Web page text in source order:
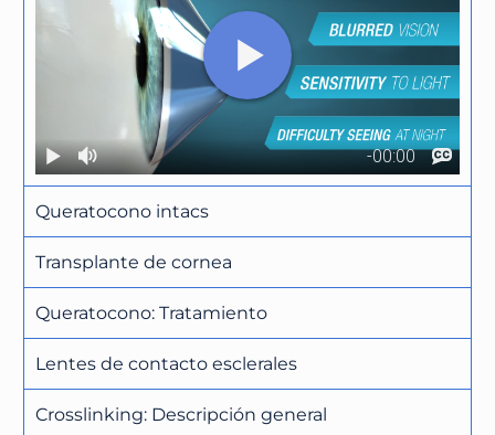
Queratocono intacs
Transplante de cornea
Queratocono: Tratamiento
Lentes de contacto esclerales
Crosslinking: Descripción general